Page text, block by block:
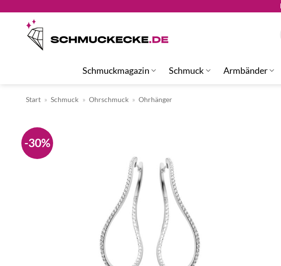
springen
Schmuckmagazin Schmuck Armbänder
Start » Schmuck » Ohrschmuck » Ohrhänger
-30%